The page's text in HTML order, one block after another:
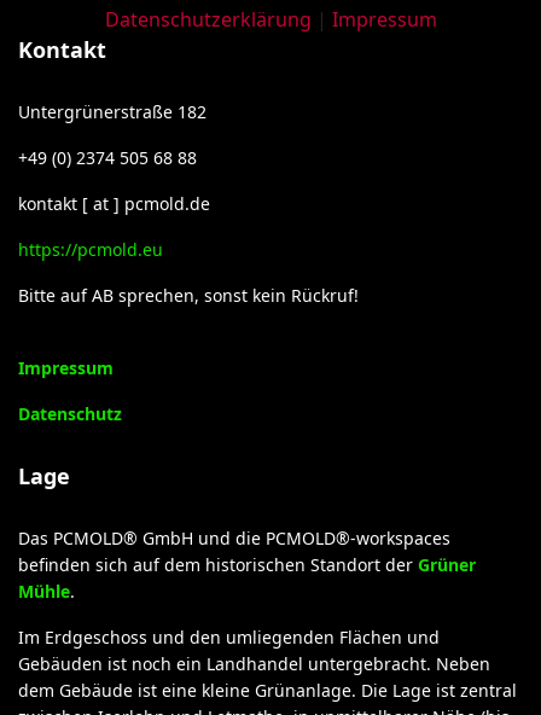
Kontakt
Untergrünerstraße 182
+49 (0) 2374 505 68 88
kontakt [ at ] pcmold.de
https://pcmold.eu
Bitte auf AB sprechen, sonst kein Rückruf!
Impressum
Datenschutz
Lage
Das PCMOLD® GmbH und die PCMOLD®-workspaces
befinden sich auf dem historischen Standort der Grüner
Mühle.
Im Erdgeschoss und den umliegenden Flächen und
Gebäuden ist noch ein Landhandel untergebracht. Neben
dem Gebäude ist eine kleine Grünanlage. Die Lage ist zentral
Datenschutzerklärung | Impressum